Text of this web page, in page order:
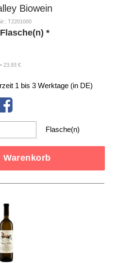
Biowein
T2201000
*
23,93 €
1 bis 3 Werktage (in DE)
Flasche(n)
Warenkorb